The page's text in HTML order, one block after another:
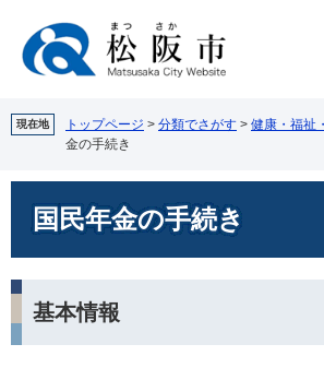
へ
現在地 トップページ > 分類でさがす > 健康・福祉
金の手続き
国民年金の手続き
基本情報